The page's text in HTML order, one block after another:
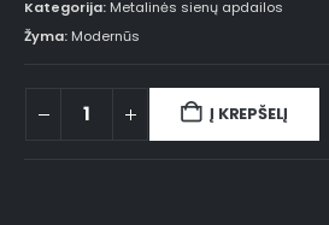
Kategorija: Metalinės sienų apdailos
Žyma: Modernūs
Į KREPŠELĮ